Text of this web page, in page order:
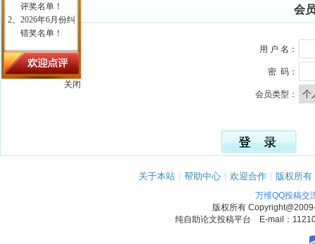
关闭
会
用 户 名：
密 码：
会员类型：
关于本站 | 帮助中心 | 欢迎合作 | 版权所有
万维QQ投稿交
版权所有
纯自助论文投稿平台 E-mail：